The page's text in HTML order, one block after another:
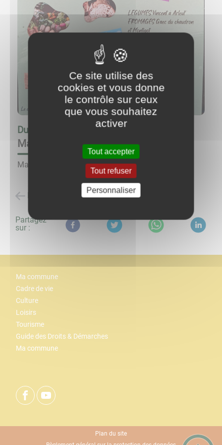
Du 16/08/26 à 10:00 au 16/08/26 à 14:00
Marché à la ferme GAEC du Chaudron
Marché à la ferme.
Retour à la liste des évènements
Partagez
sur :
Ma commune
Cadre de vie
Culture
Loisirs
Tourisme
Guide des Droits & Démarches
Ma commune
Plan du site
Ce site utilise des
cookies et vous donne
le contrôle sur ceux
que vous souhaitez
activer
Tout accepter
Tout refuser
Personnaliser